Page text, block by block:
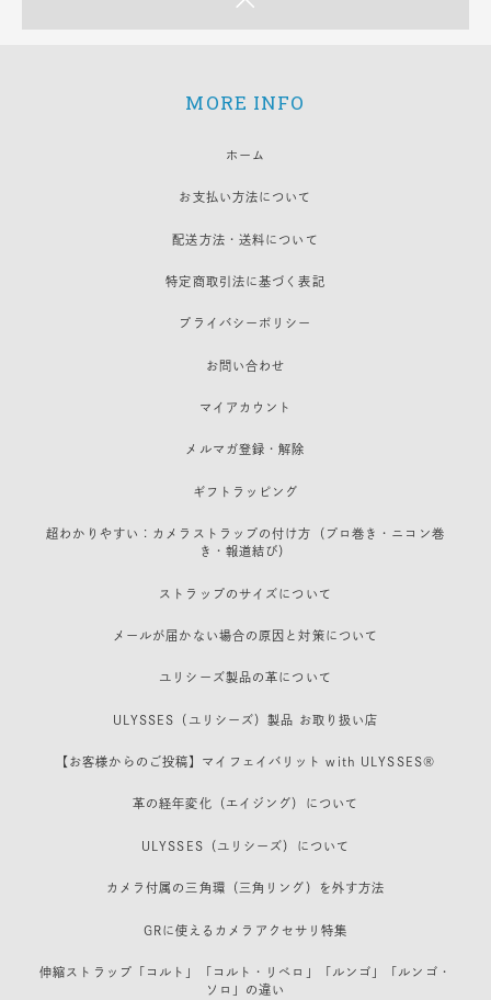
MORE INFO
ホーム
お支払い方法について
配送方法・送料について
特定商取引法に基づく表記
プライバシーポリシー
お問い合わせ
マイアカウント
メルマガ登録・解除
ギフトラッピング
超わかりやすい：カメラストラップの付け方（プロ巻き・ニコン巻
き・報道結び）
ストラップのサイズについて
メールが届かない場合の原因と対策について
ユリシーズ製品の革について
ULYSSES（ユリシーズ）製品 お取り扱い店
【お客様からのご投稿】マイフェイバリット with ULYSSES®
革の経年変化（エイジング）について
ULYSSES（ユリシーズ）について
カメラ付属の三角環（三角リング）を外す方法
GRに使えるカメラアクセサリ特集
伸縮ストラップ「コルト」「コルト・リベロ」「ルンゴ」「ルンゴ・
ソロ」の違い